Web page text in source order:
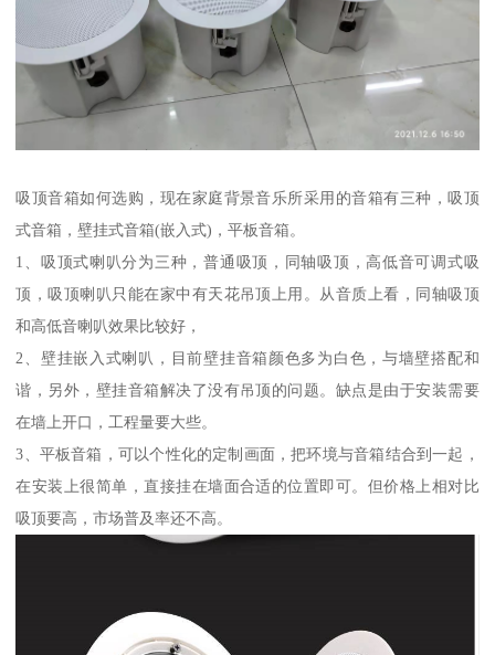
吸顶音箱如何选购，现在家庭背景音乐所采用的音箱有三种，吸顶
式音箱，壁挂式音箱(嵌入式)，平板音箱。
1、吸顶式喇叭分为三种，普通吸顶，同轴吸顶，高低音可调式吸
顶，吸顶喇叭只能在家中有天花吊顶上用。从音质上看，同轴吸顶
和高低音喇叭效果比较好，
2、壁挂嵌入式喇叭，目前壁挂音箱颜色多为白色，与墙壁搭配和
谐，另外，壁挂音箱解决了没有吊顶的问题。缺点是由于安装需要
在墙上开口，工程量要大些。
3、平板音箱，可以个性化的定制画面，把环境与音箱结合到一起，
在安装上很简单，直接挂在墙面合适的位置即可。但价格上相对比
吸顶要高，市场普及率还不高。